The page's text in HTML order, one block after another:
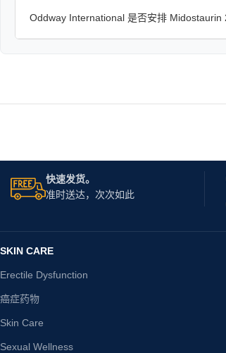
Oddway International 是否安排 Midostaurin
快速发货。
准时送达，次次如此
SKIN CARE
Erectile Dysfunction
癌症药物
Skin Care
Sexual Wellness